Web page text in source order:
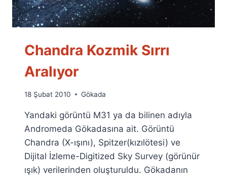
Chandra Kozmik Sırrı
Aralıyor
By
Fuat
Özyar
18 Şubat 2010 Gökada
Yandaki görüntü M31 ya da bilinen adıyla
Andromeda Gökadasına ait. Görüntü
Chandra (X-ışını), Spitzer(kızılötesi) ve
Dijital İzleme-Digitized Sky Survey (görünür
ışık) verilerinden oluşturuldu. Gökadanın